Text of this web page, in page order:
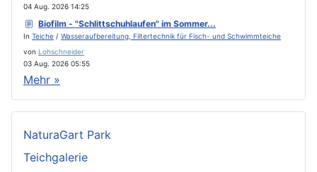
04 Aug. 2026 14:25
Biofilm - "Schlittschuhlaufen" im Sommer...
In Teiche / Wasseraufbereitung, Filtertechnik für Fisch- und Schwimmteiche
von Lohschneider
03 Aug. 2026 05:55
Mehr »
NaturaGart Park
Teichgalerie